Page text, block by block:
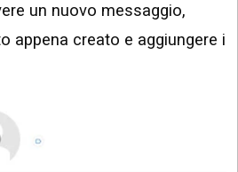
un nuovo messaggio,
appena creato e aggiungere i